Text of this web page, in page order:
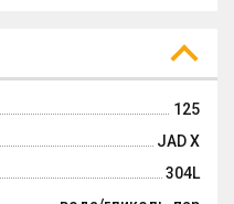
125
JAD X
304L